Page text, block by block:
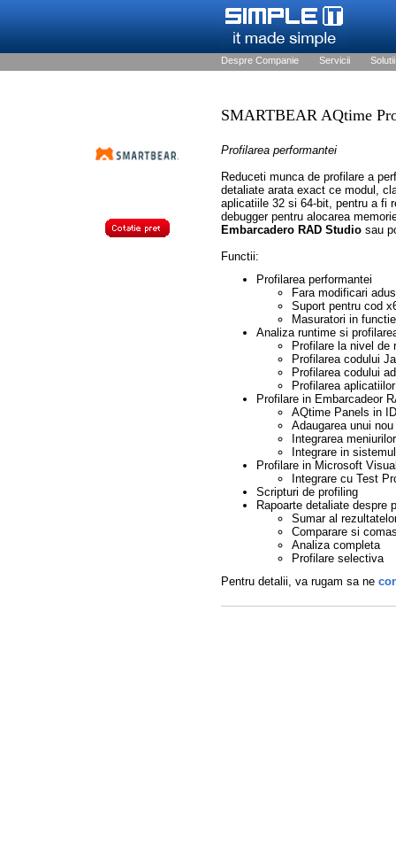
Despre Companie Servicii Solutii
SMARTBEAR AQtime
Profilarea performantei
Reduceti munca de profilare a
detaliate arata exact ce modul,
aplicatiile 32 si 64-bit, pentru a fi
debugger pentru alocarea
Embarcadero RAD Studio sau
Functii:
Profilarea performantei
Fara modificari
Suport pentru cod
Masuratori in
Analiza runtime si
Profilare la nivel de
Profilarea codului
Profilarea codului
Profilarea
Profilare in Embarcadeor
AQtime Panels in
Adaugarea unui
Integrarea
Integrare in
Profilare in Microsoft
Integrare cu Test
Scripturi de profiling
Rapoarte detaliate despre
Sumar al
Comparare si
Analiza completa
Profilare selectiva
Pentru detalii, va rugam sa ne